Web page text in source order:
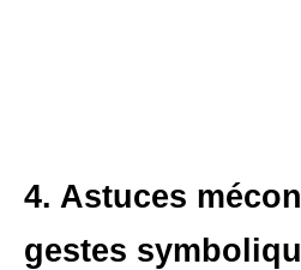
4. Astuces
gestes